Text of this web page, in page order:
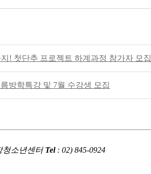
! 첫단추 프로젝트 하계과정 참가자 모집
방학특강 및 7월 수강생 모집
청소년센터 Tel : 02) 845-0924